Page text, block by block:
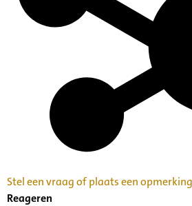
Stel een vraag of plaats een
Reageren